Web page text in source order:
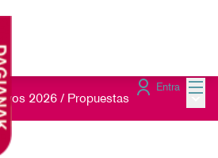
Entra
2026 / Propuestas